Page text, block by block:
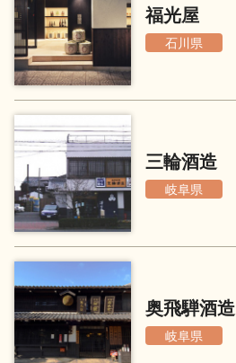
歳時記
地酒川柳
日本酒の楽しみ方特集
福光屋
石川県
三輪酒造
岐阜県
奥飛騨酒造
岐阜県